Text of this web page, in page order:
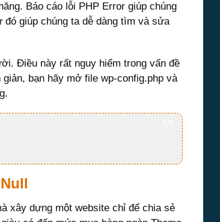
Báo cáo lỗi PHP Error giúp chúng
giúp chúng ta dễ dàng tìm và sửa
Điều này rất nguy hiểm trong vấn đề
bạn hãy mở file wp-config.php và
xây dựng một website chỉ để chia sẻ